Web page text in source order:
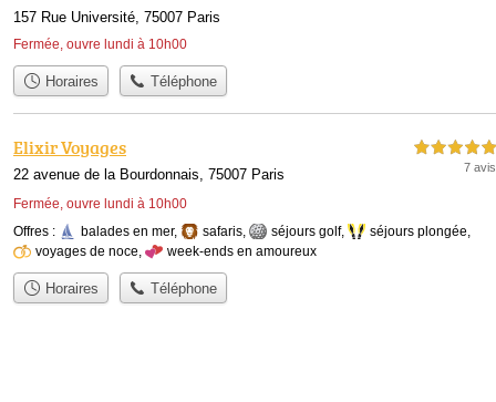
157 Rue Université, 75007 Paris
Fermée, ouvre lundi à 10h00
Horaires Téléphone
Elixir Voyages
22 avenue de la Bourdonnais, 75007 Paris
Fermée, ouvre lundi à 10h00
5,0 étoiles sur 5
7 avis
Offres : balades en mer, safaris, séjours golf, séjours plongée,
voyages de noce, week-ends en amoureux
Horaires Téléphone